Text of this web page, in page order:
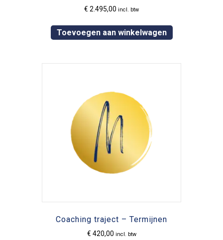
€ 2.495,00 incl. btw
Toevoegen aan winkelwagen
Coaching traject – Termijnen
€ 420,00 incl. btw